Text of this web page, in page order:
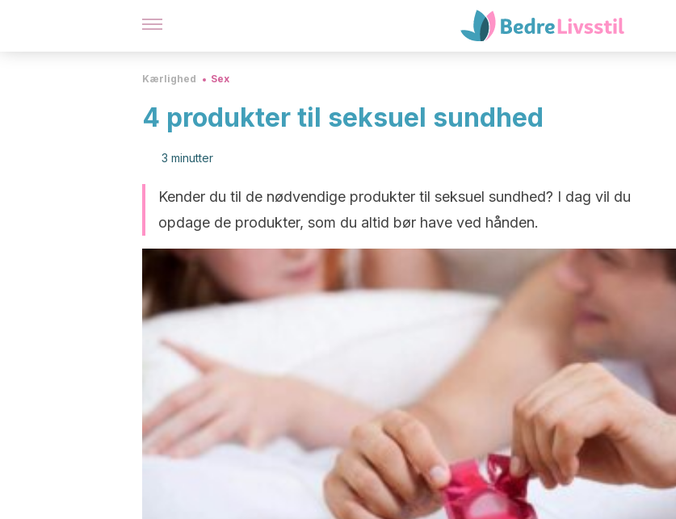
Kærlighed Sex
4 produkter til seksuel sundhed
3 minutter
Kender du til de nødvendige produkter til seksuel sundhed? I dag vil du
opdage de produkter, som du altid bør have ved hånden.